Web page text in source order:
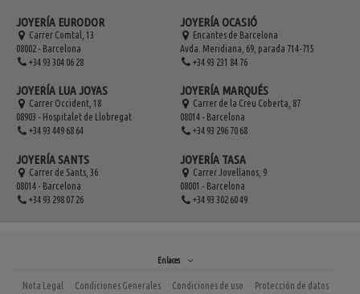
JOYERÍA EURODOR
Carrer Comtal, 13
08002 - Barcelona
+34 93 304 06 28
JOYERÍA LUA JOYAS
Carrer Occident, 18
08903 - Hospitalet de Llobregat
+34 93 449 68 64
JOYERÍA SANTS
Carrer de Sants, 36
08014 - Barcelona
+34 93 298 07 26
JOYERÍA OCASIÓ
Encantes de Barcelona
Avda. Meridiana, 69, parada 714-715
+34 93 231 84 76
JOYERÍA MARQUÉS
Carrer de la Creu Coberta, 87
08014 - Barcelona
+34 93 296 70 68
JOYERÍA TASA
Carrer Jovellanos, 9
08001 - Barcelona
+34 93 302 60 49
Enlaces
Nota Legal Condiciones Generales Condiciones de uso Protección de datos